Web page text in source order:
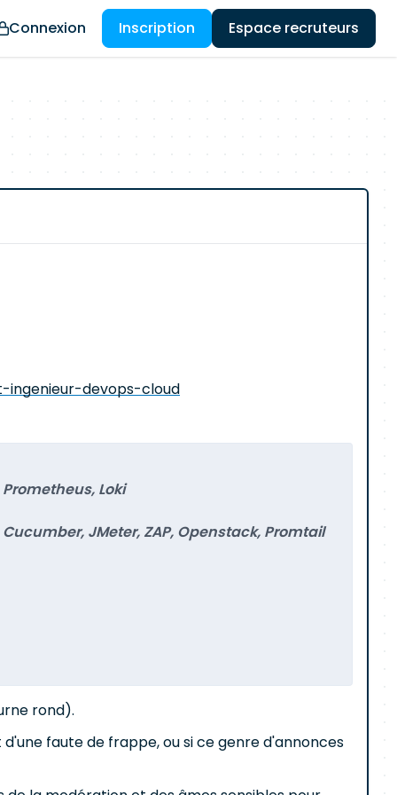
Connexion Inscription Espace recruteurs
devops-cloud
Loki
JMeter, ZAP, Openstack, Promtail
rond).
faute de frappe, ou si ce genre d'annonces